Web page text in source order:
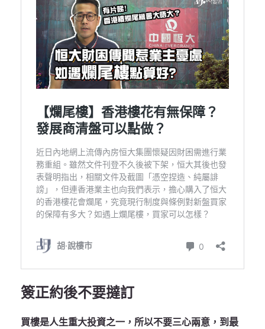
簽正約後不要撻訂
買樓是人生重大投資之一，所以不要三心兩意，到最